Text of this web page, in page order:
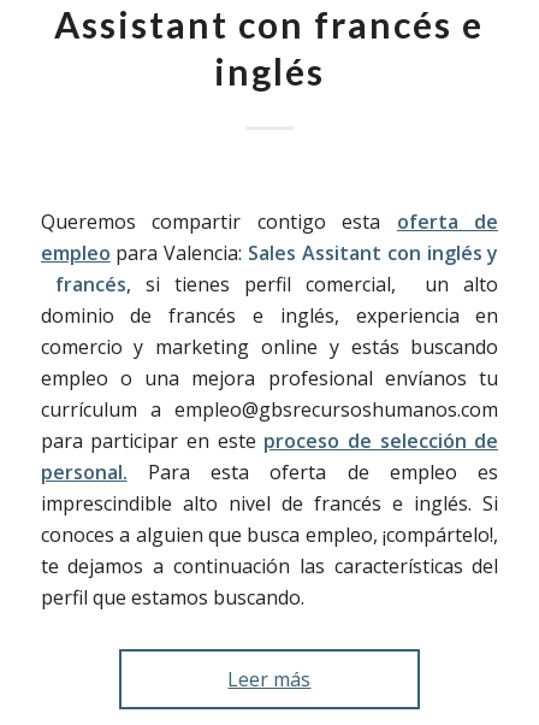
Assistant con francés e
inglés
Queremos compartir contigo esta oferta de
empleo para Valencia: Sales Assitant con inglés y
francés, si tienes perfil comercial, un alto
dominio de francés e inglés, experiencia en
comercio y marketing online y estás buscando
empleo o una mejora profesional envíanos tu
currículum a empleo@gbsrecursoshumanos.com
para participar en este proceso de selección de
personal. Para esta oferta de empleo es
imprescindible alto nivel de francés e inglés. Si
conoces a alguien que busca empleo, ¡compártelo!,
te dejamos a continuación las características del
perfil que estamos buscando.
Leer más